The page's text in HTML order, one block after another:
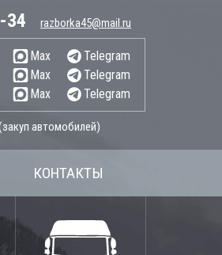
34 razborka45@mail.ru
Max Telegram
Max Telegram
Max Telegram
автомобилей)
КОНТАКТЫ